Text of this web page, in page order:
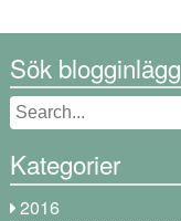
Sök blogginlägg
Kategorier
2016